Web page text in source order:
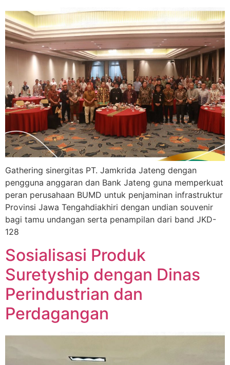
Gathering sinergitas PT. Jamkrida Jateng dengan
pengguna anggaran dan Bank Jateng guna memperkuat
peran perusahaan BUMD untuk penjaminan infrastruktur
Provinsi Jawa Tengahdiakhiri dengan undian souvenir
bagi tamu undangan serta penampilan dari band JKD-
128
Sosialisasi Produk
Suretyship dengan Dinas
Perindustrian dan
Perdagangan